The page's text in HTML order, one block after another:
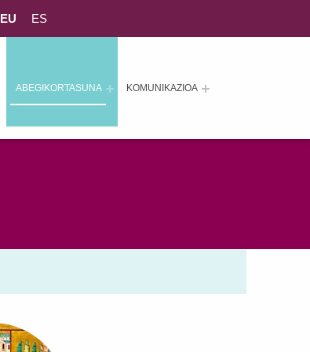
ABEGIKORTASUNA KOMUNIKAZIOA
EU ES